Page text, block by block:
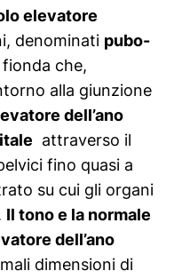
elevatore
denominati pubo-
che,
alla giunzione
dell’ano
attraverso il
fino quasi a
su cui gli organi
Il tono e la normale
dell’ano
dimensioni di